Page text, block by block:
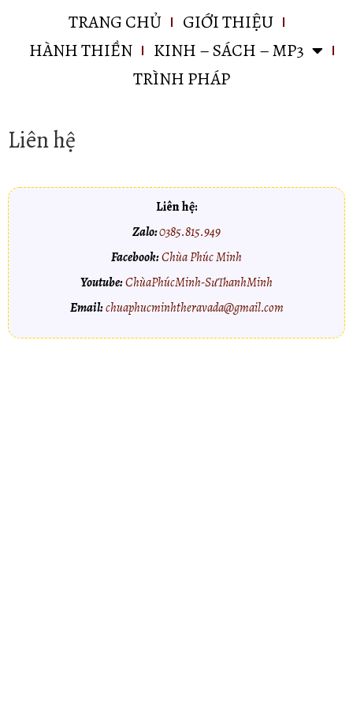
TRANG CHỦ
GIỚI THIỆU
HÀNH THIỀN
KINH – SÁCH – MP3
TRÌNH PHÁP
Liên hệ
Liên hệ:
Zalo:0385.815.949
Facebook:Chùa Phúc Minh
Youtube:ChùaPhúcMinh-SưThanhMinh
Email:chuaphucminhtheravada@gmail.com